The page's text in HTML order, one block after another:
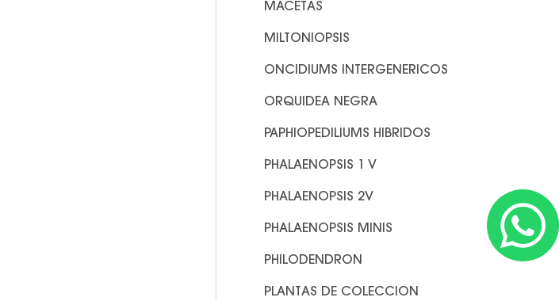
MACETAS
MILTONIOPSIS
ONCIDIUMS INTERGENERICOS
ORQUIDEA NEGRA
PAPHIOPEDILIUMS HIBRIDOS
PHALAENOPSIS 1 V
PHALAENOPSIS 2V
PHALAENOPSIS MINIS
PHILODENDRON
PLANTAS DE COLECCION